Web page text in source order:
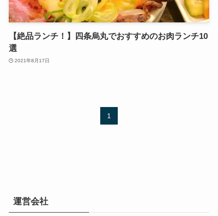
【絶品ランチ！】四条烏丸でおすすめのお肉ランチ10
選
2021年8月17日
1
運営会社